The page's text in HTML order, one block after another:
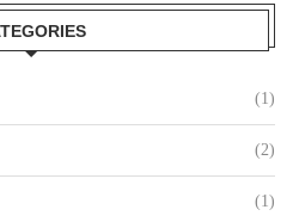
(1)
(2)
(1)